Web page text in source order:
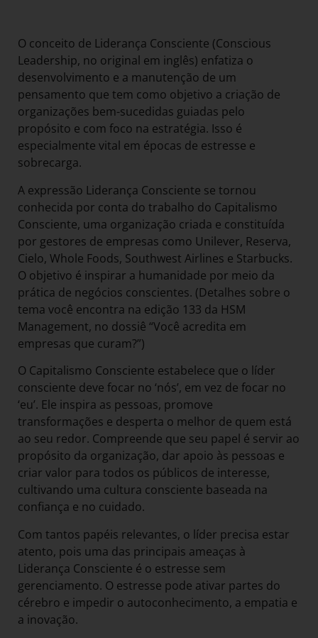
O conceito de Liderança Consciente (Conscious
Leadership, no original em inglês) enfatiza o
desenvolvimento e a manutenção de um
pensamento que tem como objetivo a criação de
organizações bem-sucedidas guiadas pelo
propósito e com foco na estratégia. Isso é
especialmente vital em épocas de estresse e
sobrecarga.
A expressão Liderança Consciente se tornou
conhecida por conta do trabalho do Capitalismo
Consciente, uma organização criada e constituída
por gestores de empresas como Unilever, Reserva,
Cielo, Whole Foods, Southwest Airlines e Starbucks.
O objetivo é inspirar a humanidade por meio da
prática de negócios conscientes. (Detalhes sobre o
tema você encontra na edição 133 da HSM
Management, no dossiê “Você acredita em
empresas que curam?”)
O Capitalismo Consciente estabelece que o líder
consciente deve focar no ‘nós’, em vez de focar no
‘eu’. Ele inspira as pessoas, promove
transformações e desperta o melhor de quem está
ao seu redor. Compreende que seu papel é servir ao
propósito da organização, dar apoio às pessoas e
criar valor para todos os públicos de interesse,
cultivando uma cultura consciente baseada na
confiança e no cuidado.
Com tantos papéis relevantes, o líder precisa estar
atento, pois uma das principais ameaças à
Liderança Consciente é o estresse sem
gerenciamento. O estresse pode ativar partes do
cérebro e impedir o autoconhecimento, a empatia e
a inovação.